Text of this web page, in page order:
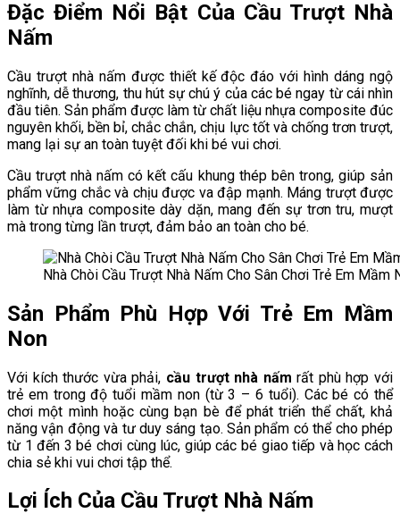
Đặc Điểm Nổi Bật Của Cầu Trượt Nhà
Nấm
Cầu trượt nhà nấm được thiết kế độc đáo với hình dáng ngộ
nghĩnh, dễ thương, thu hút sự chú ý của các bé ngay từ cái nhìn
đầu tiên. Sản phẩm được làm từ chất liệu nhựa composite đúc
nguyên khối, bền bỉ, chắc chắn, chịu lực tốt và chống trơn trượt,
mang lại sự an toàn tuyệt đối khi bé vui chơi.
Cầu trượt nhà nấm có kết cấu khung thép bên trong, giúp sản
phẩm vững chắc và chịu được va đập mạnh. Máng trượt được
làm từ nhựa composite dày dặn, mang đến sự trơn tru, mượt
mà trong từng lần trượt, đảm bảo an toàn cho bé.
Nhà Chòi Cầu Trượt Nhà Nấm Cho Sân Chơi Trẻ Em Mầm
Sản Phẩm Phù Hợp Với Trẻ Em Mầm
Non
Với kích thước vừa phải, cầu trượt nhà nấm rất phù hợp với
trẻ em trong độ tuổi mầm non (từ 3 – 6 tuổi). Các bé có thể
chơi một mình hoặc cùng bạn bè để phát triển thể chất, khả
năng vận động và tư duy sáng tạo. Sản phẩm có thể cho phép
từ 1 đến 3 bé chơi cùng lúc, giúp các bé giao tiếp và học cách
chia sẻ khi vui chơi tập thể.
Lợi Ích Của Cầu Trượt Nhà Nấm